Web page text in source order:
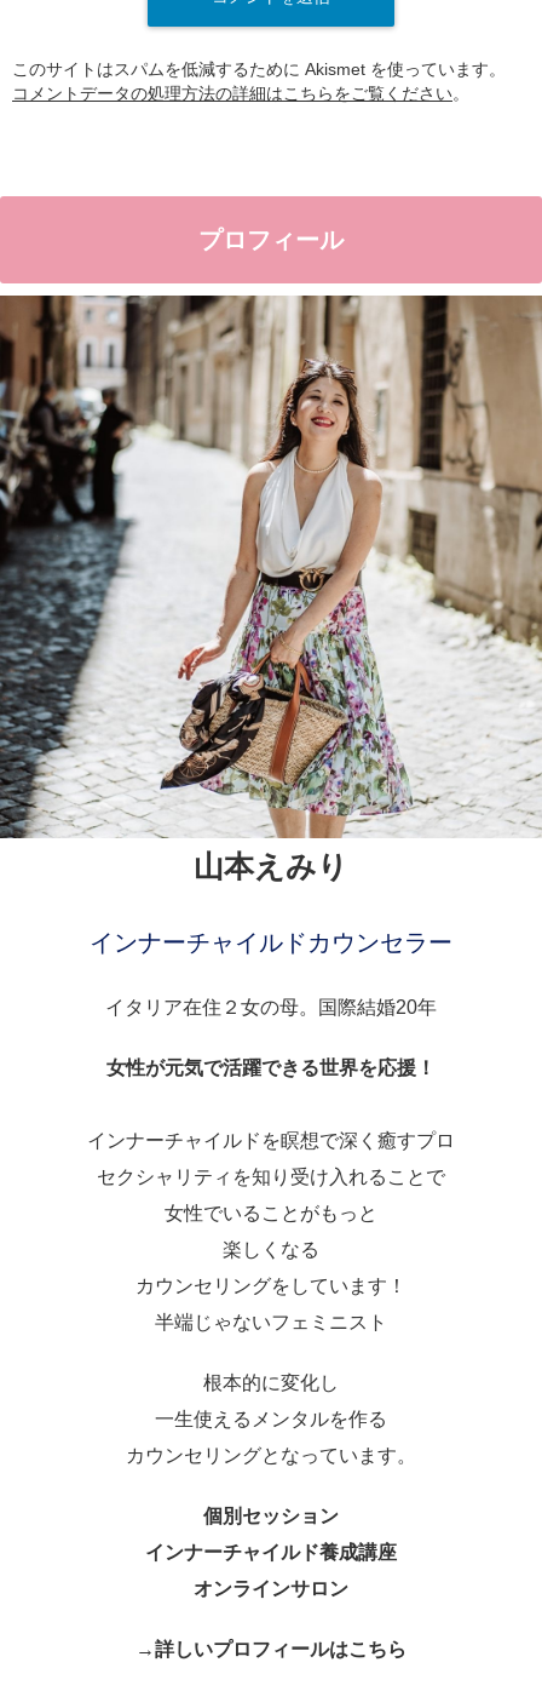
このサイトはスパムを低減するために Akismet を使っています。
コメントデータの処理方法の詳細はこちらをご覧ください。
プロフィール
山本えみり
インナーチャイルドカウンセラー
イタリア在住２女の母。国際結婚20年
女性が元気で活躍できる世界を応援！
インナーチャイルドを瞑想で深く癒すプロ
セクシャリティを知り受け入れることで
女性でいることがもっと
楽しくなる
カウンセリングをしています！
半端じゃないフェミニスト
根本的に変化し
一生使えるメンタルを作る
カウンセリングとなっています。
個別セッション
インナーチャイルド養成講座
オンラインサロン
→詳しいプロフィールはこちら